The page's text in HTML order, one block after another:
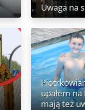
Uwaga na
upałem
mają też